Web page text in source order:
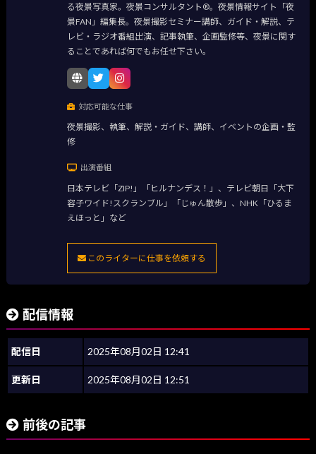
る夜景写真家。夜景コンサルタント®。夜景情報サイト「夜
景FAN」編集長。夜景撮影セミナー講師、ガイド・解説、テ
レビ・ラジオ番組出演、記事執筆、企画監修等、夜景に関す
ることであれば何でもお任せ下さい。
対応可能な仕事
夜景撮影、執筆、解説・ガイド、講師、イベントの企画・監
修
出演番組
日本テレビ「ZIP!」「ヒルナンデス！」、テレビ朝日「大下
容子ワイド!スクランブル」「じゅん散歩」、NHK「ひるま
えほっと」など
このライターに仕事を依頼する
配信情報
配信日 2025年08月02日 12:41
更新日 2025年08月02日 12:51
前後の記事